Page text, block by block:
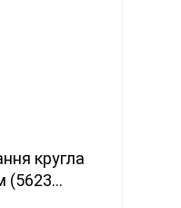
кругла
(5623...